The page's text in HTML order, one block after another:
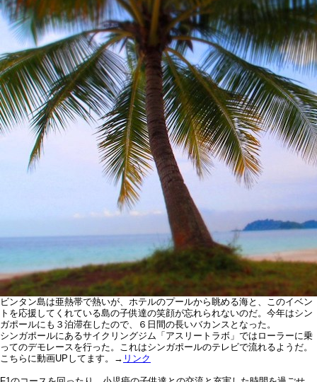
ビンタン島は亜熱帯で熱いが、ホテルのプールから眺める海と、このイベン
トを応援してくれている島の子供達の笑顔が忘れられないのだ。今年はシン
ガポールにも３泊滞在したので、６日間の長いバカンスとなった。
シンガポールにあるサイクリングジム「アスリートラボ」ではローラーに乗
ってのデモレースを行った。これはシンガポールのテレビで流れるようだ。
こちらに動画UPしてます。→ リンク